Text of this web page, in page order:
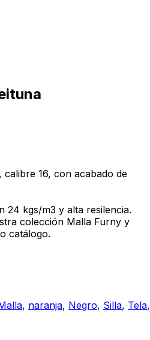
16, con acabado de
24 kgs/m3 y alta resilencia.
colección Malla Furny y
catálogo.
, naranja, Negro, Silla, Tela,